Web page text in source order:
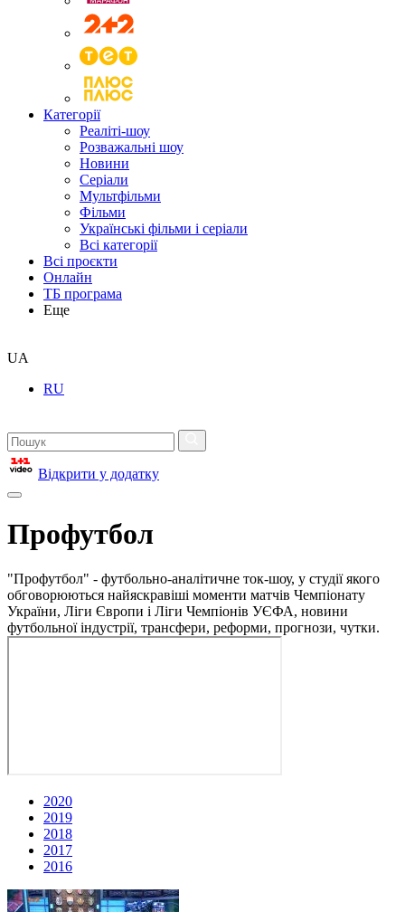
Категорії
Реаліті-шоу
Розважальні шоу
Новини
Серіали
Мультфільми
Фільми
Українські фільми і серіали
Всі категорії
Всі проєкти
Онлайн
ТБ програма
Еще
UA
RU
Відкрити у додатку
Профутбол
"Профутбол" - футбольно-аналітичне ток-шоу, у студії якого
обговорюються найяскравіші моменти матчів Чемпіонату
України, Ліги Європи і Ліги Чемпіонів УЄФА, новини
футбольної індустрії, трансфери, реформи, прогнози, чутки.
2020
2019
2018
2017
2016